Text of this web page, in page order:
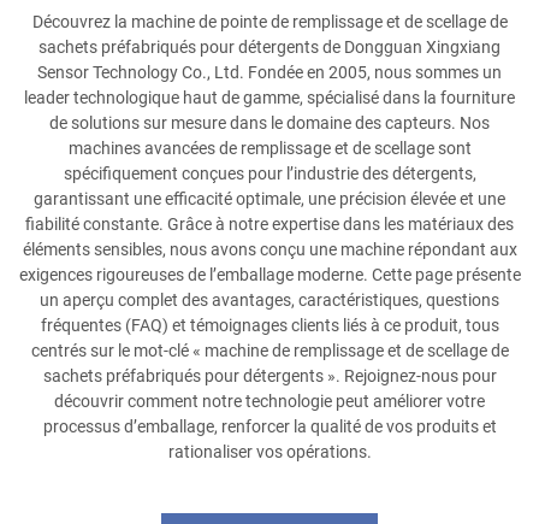
Découvrez la machine de pointe de remplissage et de scellage de
sachets préfabriqués pour détergents de Dongguan Xingxiang
Sensor Technology Co., Ltd. Fondée en 2005, nous sommes un
leader technologique haut de gamme, spécialisé dans la fourniture
de solutions sur mesure dans le domaine des capteurs. Nos
machines avancées de remplissage et de scellage sont
spécifiquement conçues pour l’industrie des détergents,
garantissant une efficacité optimale, une précision élevée et une
fiabilité constante. Grâce à notre expertise dans les matériaux des
éléments sensibles, nous avons conçu une machine répondant aux
exigences rigoureuses de l’emballage moderne. Cette page présente
un aperçu complet des avantages, caractéristiques, questions
fréquentes (FAQ) et témoignages clients liés à ce produit, tous
centrés sur le mot-clé « machine de remplissage et de scellage de
sachets préfabriqués pour détergents ». Rejoignez-nous pour
découvrir comment notre technologie peut améliorer votre
processus d’emballage, renforcer la qualité de vos produits et
rationaliser vos opérations.